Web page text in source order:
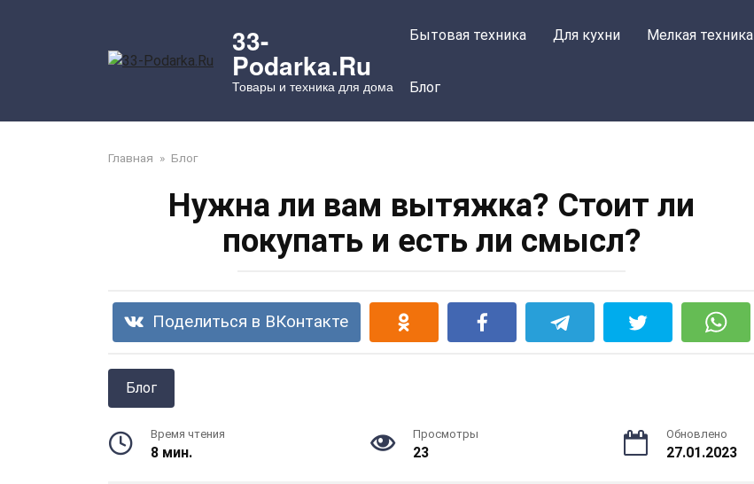
33-
Podarka.Ru
Товары и техника для дома
Бытовая техника Для кухни Мелкая техника
Блог
Главная » Блог
Нужна ли вам вытяжка? Стоит ли
покупать и есть ли смысл?
Поделиться в ВКонтакте
Блог
Время чтения
8 мин.
Просмотры
23
Обновлено
27.01.2023